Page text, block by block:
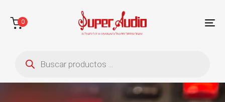
enlaces
contenido
0
productos